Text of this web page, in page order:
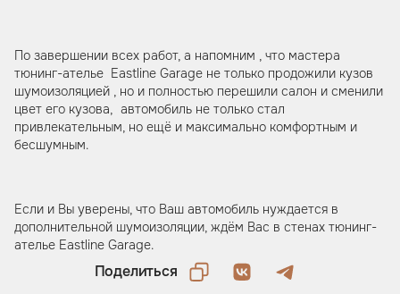
По завершении всех работ, а напомним , что мастера
тюнинг-ателье Eastline Garage не только продожили кузов
шумоизоляцией , но и полностью перешили салон и сменили
цвет его кузова, автомобиль не только стал
привлекательным, но ещё и максимально комфортным и
бесшумным.
Если и Вы уверены, что Ваш автомобиль нуждается в
дополнительной шумоизоляции, ждём Вас в стенах тюнинг-
ателье Eastline Garage.
Поделиться